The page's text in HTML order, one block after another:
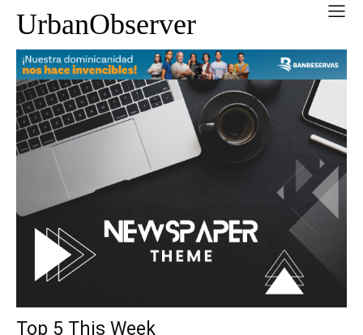
UrbanObserver
Top 5 This Week